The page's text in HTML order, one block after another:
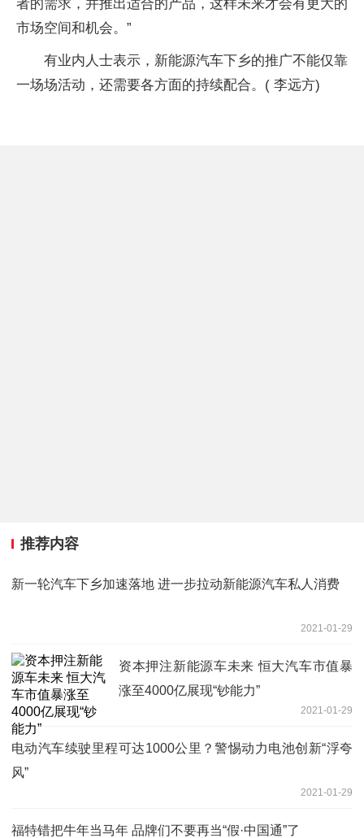
者的需求，并推出适合的产品，这样未来才会有更大的
市场空间和机会。”
有业内人士表示，新能源汽车下乡的推广不能仅靠
一场场活动，还需要各方面的持续配合。( 李远方)
推荐内容
新一轮汽车下乡加速落地 进一步拉动新能源汽车私人消费
2021-01-29
资本押注新能源车未来 恒大汽车市值暴
涨至4000亿展现“钞能力”
2021-01-29
电动汽车续驶里程可达1000公里？警惕动力电池创新“浮夸
风”
2021-01-29
福特错把牛年当马年 品牌们不要再当“假·中国通”了